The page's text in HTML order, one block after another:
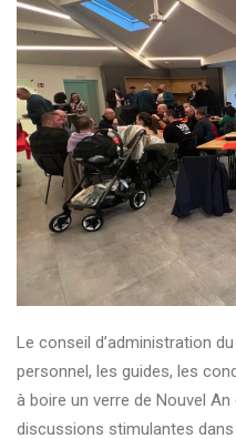
Le conseil d’administration
personnel, les guides, les
à boire un verre de Nouvel
discussions stimulantes